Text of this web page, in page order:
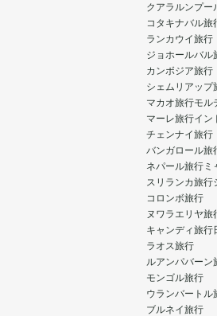
クアラルンプー
コタキナバル旅
ランカウイ旅行
ジョホールバル
カンボジア旅行
シェムリアップ
マカオ旅行モル
マーレ旅行イン
チェンナイ旅行
バンガロール旅
ネパール旅行 ミ
スリランカ旅行
コロンボ旅行
ヌワラエリヤ旅
キャンディ旅行
ラオス旅行
ルアンパバーン
モンゴル旅行
ウランバートル
ブルネイ旅行